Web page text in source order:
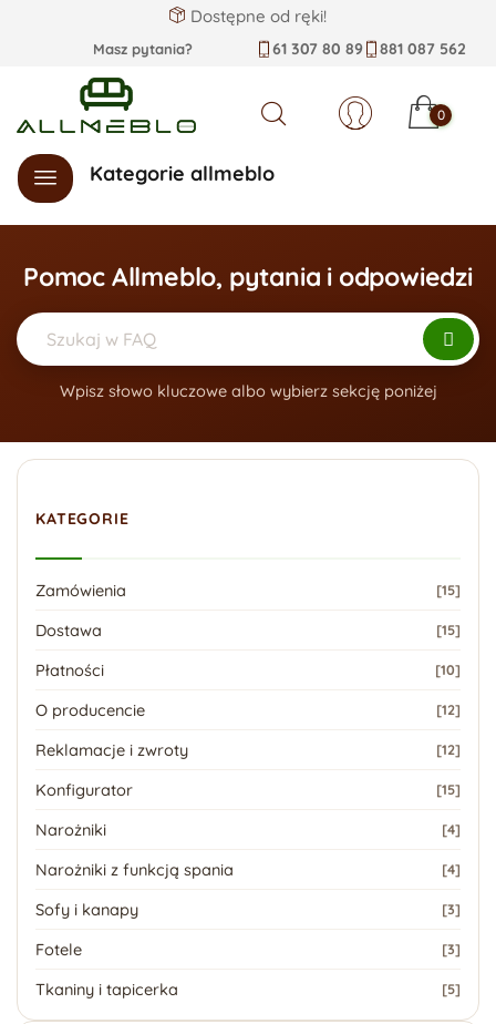
Dostępne od ręki!
Masz pytania? 61 307 80 89 881 087 562
Szukaj 0
Kategorie allmeblo
Pomoc Allmeblo, pytania i odpowiedzi
KATEGORIE
Zamówienia [15]
Dostawa [15]
Płatności [10]
O producencie [12]
Reklamacje i zwroty [12]
Konfigurator [15]
Narożniki [4]
Narożniki z funkcją spania [4]
Sofy i kanapy [3]
Fotele [3]
Tkaniny i tapicerka [5]